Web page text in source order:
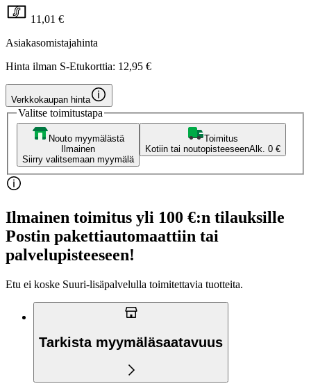
11,01 €
Asiakasomistajahinta
Hinta ilman S-Etukorttia: 12,95 €
Verkkokaupan hinta
Valitse toimitustapa
Nouto myymälästä
Ilmainen
Siirry valitsemaan myymälä
Toimitus
Kotiin tai noutopisteeseenAlk. 0 €
Ilmainen toimitus yli 100 €:n tilauksille
Postin pakettiautomaattiin tai
palvelupisteeseen!
Etu ei koske Suuri‑lisäpalvelulla toimitettavia tuotteita.
Tarkista myymäläsaatavuus